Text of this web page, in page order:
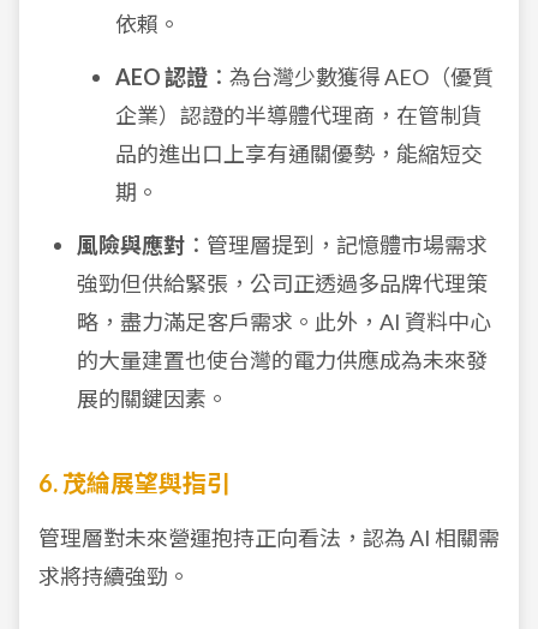
依賴。
AEO 認證 ：為台灣少數獲得 AEO（優質
企業）認證的半導體代理商，在管制貨
品的進出口上享有通關優勢，能縮短交
期。
風險與應對 ：管理層提到，記憶體市場需求
強勁但供給緊張，公司正透過多品牌代理策
略，盡力滿足客戶需求。此外，AI 資料中心
的大量建置也使台灣的電力供應成為未來發
展的關鍵因素。
6. 茂綸展望與指引
管理層對未來營運抱持正向看法，認為 AI 相關需
求將持續強勁。